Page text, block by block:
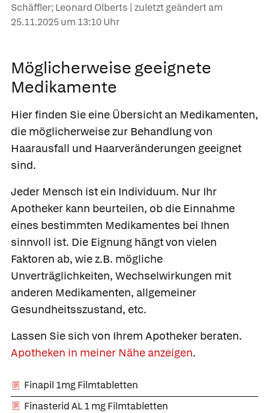
Schäffler; Leonard Olberts | zuletzt geändert am
25.11.2025um 13:10 Uhr
Möglicherweise geeignete
Medikamente
Hier finden Sie eine Übersicht an Medikamenten,
die möglicherweise zur Behandlung von
Haarausfall und Haarveränderungen geeignet
sind.
Jeder Mensch ist ein Individuum. Nur Ihr
Apotheker kann beurteilen, ob die Einnahme
eines bestimmten Medikamentes bei Ihnen
sinnvoll ist. Die Eignung hängt von vielen
Faktoren ab, wie z.B. mögliche
Unverträglichkeiten, Wechselwirkungen mit
anderen Medikamenten, allgemeiner
Gesundheitsszustand, etc.
Lassen Sie sich von Ihrem Apotheker beraten.
Apotheken in meiner Nähe anzeigen.
Finapil 1mg Filmtabletten
Finasterid AL 1 mg Filmtabletten